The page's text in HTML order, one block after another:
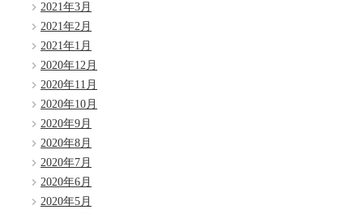
2021年3月
2021年2月
2021年1月
2020年12月
2020年11月
2020年10月
2020年9月
2020年8月
2020年7月
2020年6月
2020年5月